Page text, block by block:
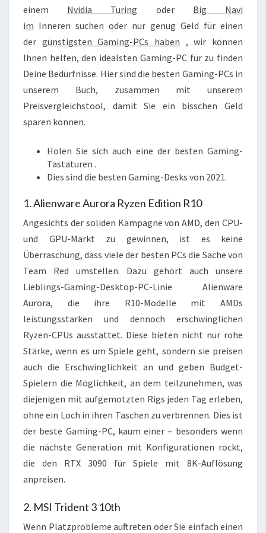
einem Nvidia Turing oder Big Navi
im Inneren suchen oder nur genug Geld für einen
der günstigsten Gaming-PCs haben , wir können
Ihnen helfen, den idealsten Gaming-PC für zu finden
Deine Bedürfnisse. Hier sind die besten Gaming-PCs in
unserem Buch, zusammen mit unserem
Preisvergleichstool, damit Sie ein bisschen Geld
sparen können.
Holen Sie sich auch eine der besten Gaming-
Tastaturen .
Dies sind die besten Gaming-Desks von 2021.
1. Alienware Aurora Ryzen Edition R10
Angesichts der soliden Kampagne von AMD, den CPU-
und GPU-Markt zu gewinnen, ist es keine
Überraschung, dass viele der besten PCs die Sache von
Team Red umstellen. Dazu gehört auch unsere
Lieblings-Gaming-Desktop-PC-Linie Alienware
Aurora, die ihre R10-Modelle mit AMDs
leistungsstarken und dennoch erschwinglichen
Ryzen-CPUs ausstattet. Diese bieten nicht nur rohe
Stärke, wenn es um Spiele geht, sondern sie preisen
auch die Erschwinglichkeit an und geben Budget-
Spielern die Möglichkeit, an dem teilzunehmen, was
diejenigen mit aufgemotzten Rigs jeden Tag erleben,
ohne ein Loch in ihren Taschen zu verbrennen. Dies ist
der beste Gaming-PC, kaum einer – besonders wenn
die nächste Generation mit Konfigurationen rockt,
die den RTX 3090 für Spiele mit 8K-Auflösung
anpreisen.
2. MSI Trident 3 10th
Wenn Platzprobleme auftreten oder Sie einfach einen